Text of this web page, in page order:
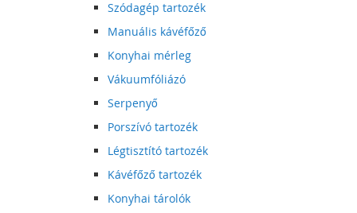
Szódagép tartozék
Manuális kávéfőző
Konyhai mérleg
Vákuumfóliázó
Serpenyő
Porszívó tartozék
Légtisztító tartozék
Kávéfőző tartozék
Konyhai tárolók